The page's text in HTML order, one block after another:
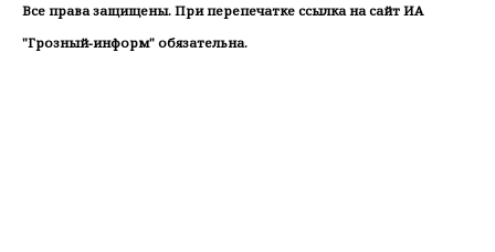
Все права защищены. При перепечатке ссылка на сайт ИА
"Грозный-информ" обязательна.